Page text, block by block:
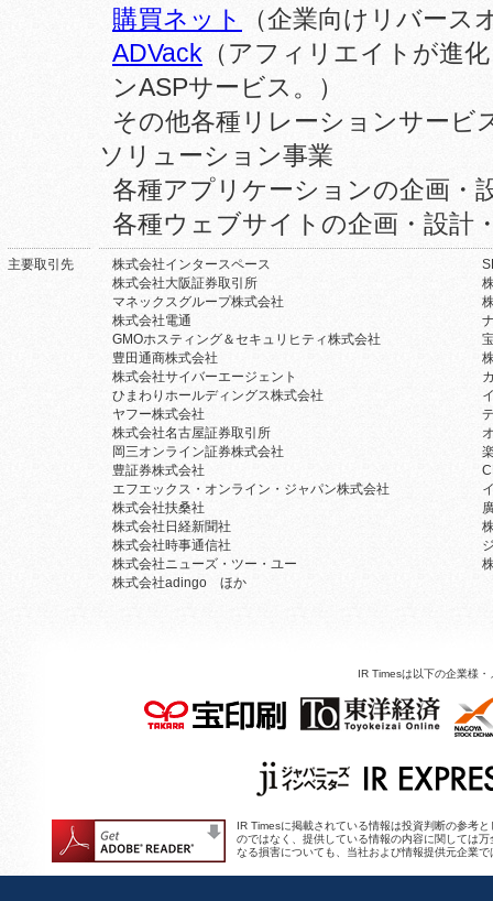
購買ネット
（企業向けリバー
ADVack （アフィリエイトが進
ンASPサービス。）
その他各種リレーションサービ
ソリューション事業
各種アプリケーションの企画・
各種ウェブサイトの企画・設計
主要取引先 株式会社インタースペース
株式会社大阪証券取引所
マネックスグループ株式会社
株式会社電通
GMOホスティング＆セキュリヒティ株式会社
豊田通商株式会社
株式会社サイバーエージェント
ひまわりホールディングス株式会社
ヤフー株式会社
株式会社名古屋証券取引所
岡三オンライン証券株式会社
豊証券株式会社
エフエックス・オンライン・ジャパン株式会社
株式会社扶桑社
株式会社日経新聞社
株式会社時事通信社
株式会社ニューズ・ツー・ユー
株式会社adingo ほか
IR Timesは以下の企業様
IR Timesに掲載されている情報は投資判断の参考
のではなく、提供している情報の内容に関しては
なる損害についても、当社および情報提供元企業